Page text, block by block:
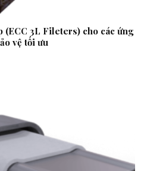
(ECC 3L Fileters) cho các ứng
vệ tối ưu